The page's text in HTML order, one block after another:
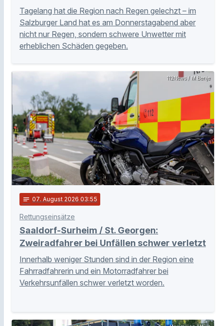
Tagelang hat die Region nach Regen gelechzt – im
Salzburger Land hat es am Donnerstagabend aber
nicht nur Regen, sondern schwere Unwetter mit
erheblichen Schäden gegeben.
112News / M.Benje
notes 07. August 2026 03:55
Rettungseinsätze
Saaldorf-Surheim / St. Georgen:
Zweiradfahrer bei Unfällen schwer verletzt
Innerhalb weniger Stunden sind in der Region eine
Fahrradfahrerin und ein Motorradfahrer bei
Verkehrsunfällen schwer verletzt worden.